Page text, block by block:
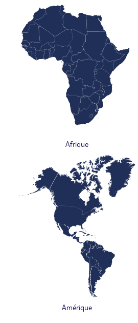
Afrique
Amérique